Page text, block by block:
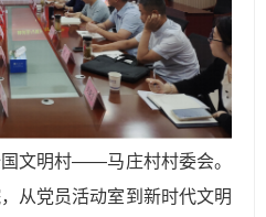
文明村——马庄村村委会。
从党员活动室到新时代文明